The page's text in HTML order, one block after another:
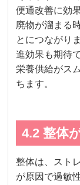
便通改善に効
廃物が溜まる
とにつながり
進効果も期待
栄養供給がス
ちます。
4.2 整体
整体は、スト
が原因で過敏